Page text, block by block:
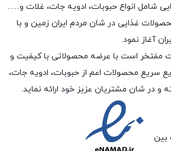
شامل انواع حبوبات، ادویه جات، غلات و…..
غذایی در شان مردم ایران زمین و با
آغاز نمود.
مفتخر است با عرضه محصولاتی با کیفیت و
سریع محصولات اعم از حبوبات، ادویه جات،
در شان مشتریان عزیز خود ارائه نماید.